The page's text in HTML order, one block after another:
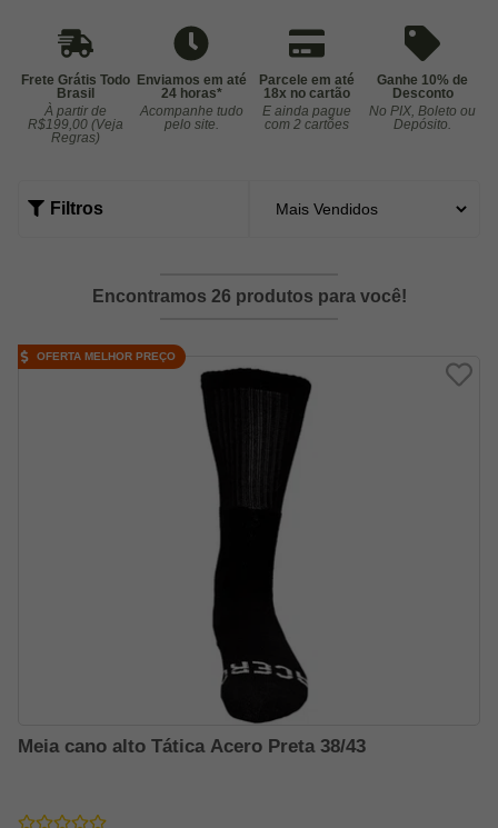
Frete Grátis Todo
Brasil
À partir de
R$199,00 (Veja
Regras)
Enviamos em até
24 horas*
Acompanhe tudo
pelo site.
Parcele em até
18x no cartão
E ainda pague
com 2 cartões
Ganhe 10% de
Desconto
No PIX, Boleto ou
Depósito.
Filtros
Encontramos 26 produtos para você!
Meia cano alto Tática Acero Preta 38/43
OFERTA MELHOR PREÇO